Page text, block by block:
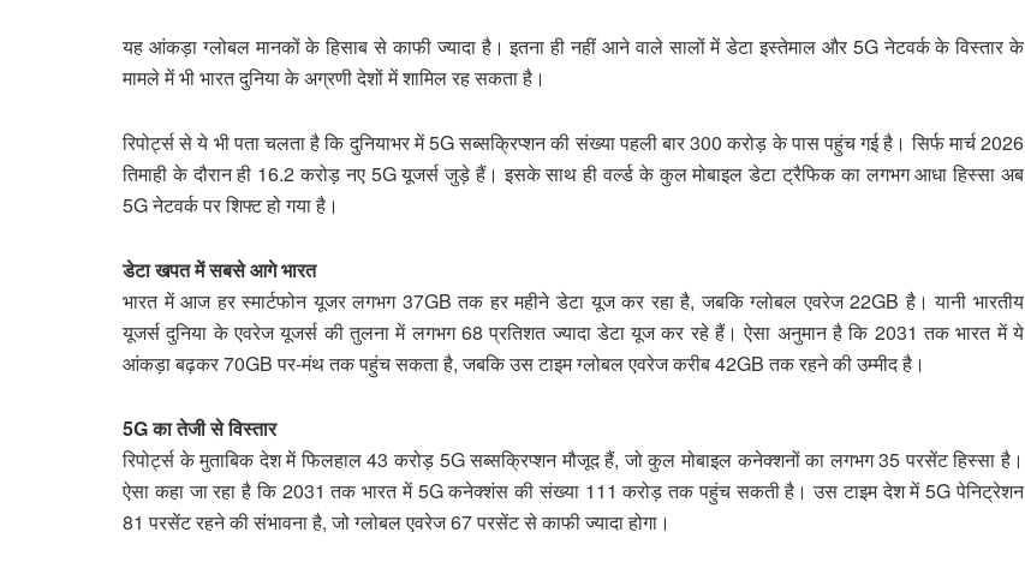
यह आंकड़ा ग्लोबल मानकों के हिसाब से काफी ज्यादा है। इतना ही नहीं आने वाले सालों में डेटा इस्तेमाल और 5G नेटवर्क के विस्तार के
मामले में भी भारत दुनिया के अग्रणी देशों में शामिल रह सकता है।
रिपोर्ट्स से ये भी पता चलता है कि दुनियाभर में 5G सब्सक्रिप्शन की संख्या पहली बार 300 करोड़ के पास पहुंच गई है। सिर्फ मार्च 2026
तिमाही के दौरान ही 16.2 करोड़ नए 5G यूजर्स जुड़े हैं। इसके साथ ही वर्ल्ड के कुल मोबाइल डेटा ट्रैफिक का लगभग आधा हिस्सा अब
5G नेटवर्क पर शिफ्ट हो गया है।
डेटा खपत में सबसे आगे भारत
भारत में आज हर स्मार्टफोन यूजर लगभग 37GB तक हर महीने डेटा यूज कर रहा है, जबकि ग्लोबल एवरेज 22GB है। यानी भारतीय
यूजर्स दुनिया के एवरेज यूजर्स की तुलना में लगभग 68 प्रतिशत ज्यादा डेटा यूज कर रहे हैं। ऐसा अनुमान है कि 2031 तक भारत में ये
आंकड़ा बढ़कर 70GB पर-मंथ तक पहुंच सकता है, जबकि उस टाइम ग्लोबल एवरेज करीब 42GB तक रहने की उम्मीद है।
5G का तेजी से विस्तार
रिपोर्ट्स के मुताबिक देश में फिलहाल 43 करोड़ 5G सब्सक्रिप्शन मौजूद हैं, जो कुल मोबाइल कनेक्शनों का लगभग 35 परसेंट हिस्सा है।
ऐसा कहा जा रहा है कि 2031 तक भारत में 5G कनेक्शंस की संख्या 111 करोड़ तक पहुंच सकती है। उस टाइम देश में 5G पेनिट्रेशन
81 परसेंट रहने की संभावना है, जो ग्लोबल एवरेज 67 परसेंट से काफी ज्यादा होगा।